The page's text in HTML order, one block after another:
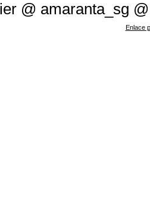
@ amaranta_sg @
Enlace